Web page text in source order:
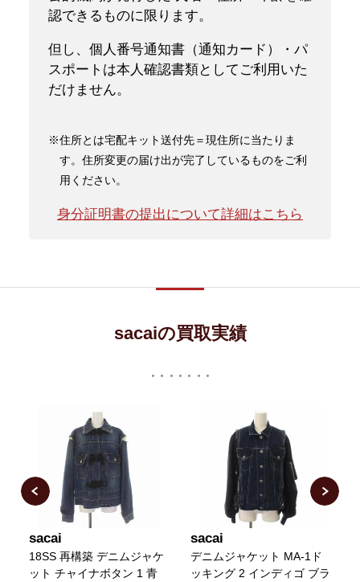
認できるものに限ります。
但し、個人番号通知書（通知カード）・パ
スポートは本人確認書類としてご利用いた
だけません。
※住所とは宅配キット送付先＝現住所に当たりま
す。住所変更の届け出が完了しているものをご利
用ください。
身分証明書の提出について詳細はこちら
sacaiの買取実績
sacai
18SS 再構築 デニムジャケ
ット チャイナボタン 1 青
sacai
デニムジャケット MA-1ド
ッキング 2 インディゴ ブラ